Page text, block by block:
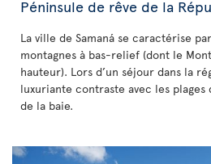
Péninsule de rêve de la
La ville de Samaná se caractérise
montagnes à bas-relief (dont le
hauteur). Lors d’un séjour dans la
luxuriante contraste avec les
de la baie.